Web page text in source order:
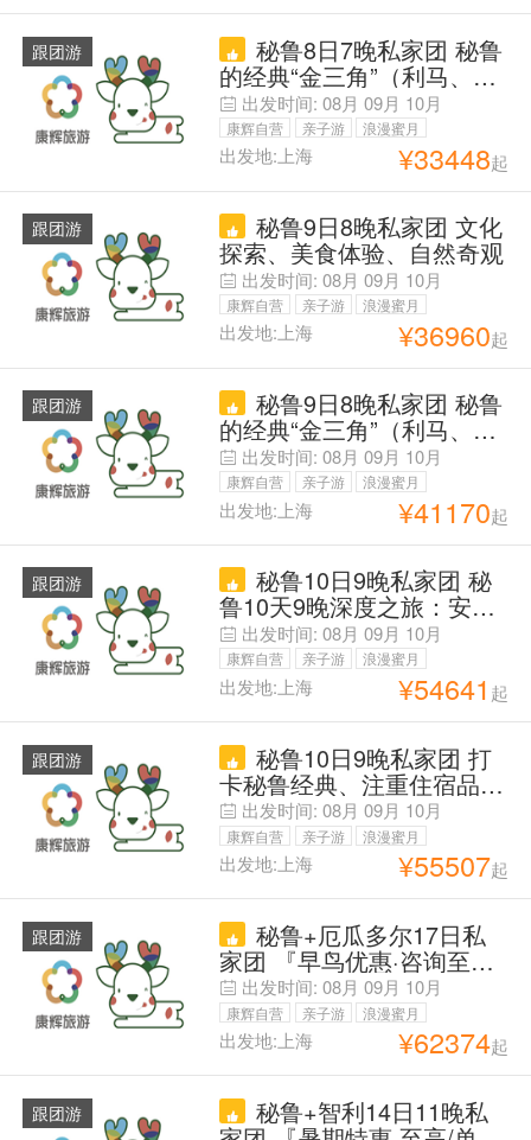
跟团游 秘鲁8日7晚私家团 秘鲁
的经典“金三角”（利马、库
斯科、马丘比丘）
出发时间: 08月 09月 10月
康辉自营 亲子游
浪漫蜜月
父母安心游
出发地:上海 ¥33448起
跟团游 秘鲁9日8晚私家团 文化
探索、美食体验、自然奇观
出发时间: 08月 09月 10月
康辉自营 亲子游
浪漫蜜月
父母安心游
出发地:上海 ¥36960起
跟团游 秘鲁9日8晚私家团 秘鲁
的经典“金三角”（利马、库
斯科、马丘比丘）
出发时间: 08月 09月 10月
康辉自营 亲子游
浪漫蜜月
父母安心游
出发地:上海 ¥41170起
跟团游 秘鲁10日9晚私家团 秘
鲁10天9晚深度之旅：安第
斯山脉与亚马逊雨林
出发时间: 08月 09月 10月
康辉自营 亲子游
浪漫蜜月
父母安心游
出发地:上海 ¥54641 起
跟团游 秘鲁10日9晚私家团 打
卡秘鲁经典、注重住宿品质
与节奏舒适的旅行者
出发时间: 08月 09月 10月
康辉自营 亲子游
浪漫蜜月
父母安心游
出发地:上海 ¥55507起
跟团游 秘鲁+厄瓜多尔17日私
家团 『早鸟优惠·咨询至高/
单』【秘鲁&厄瓜多尔著名
景点一途尽览 | 全程四&酒
店随心选】印加遗址+太阳
神殿+印加博物馆+马丘比
丘+亚马逊雨林
出发时间: 08月 09月 10月
康辉自营 亲子游
浪漫蜜月
父母安心游
出发地:上海 ¥62374起
跟团游 秘鲁+智利14日11晚私